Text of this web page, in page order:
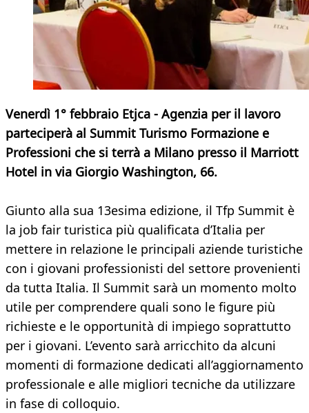
Venerdì 1° febbraio Etjca - Agenzia per il lavoro
parteciperà al Summit Turismo Formazione e
Professioni che si terrà a Milano presso il Marriott
Hotel in via Giorgio Washington, 66.
Giunto alla sua 13esima edizione, il Tfp Summit è
la job fair turistica più qualificata d’Italia per
mettere in relazione le principali aziende turistiche
con i giovani professionisti del settore provenienti
da tutta Italia. Il Summit sarà un momento molto
utile per comprendere quali sono le figure più
richieste e le opportunità di impiego soprattutto
per i giovani. L’evento sarà arricchito da alcuni
momenti di formazione dedicati all’aggiornamento
professionale e alle migliori tecniche da utilizzare
in fase di colloquio.